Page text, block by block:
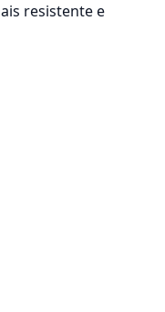
resistente e